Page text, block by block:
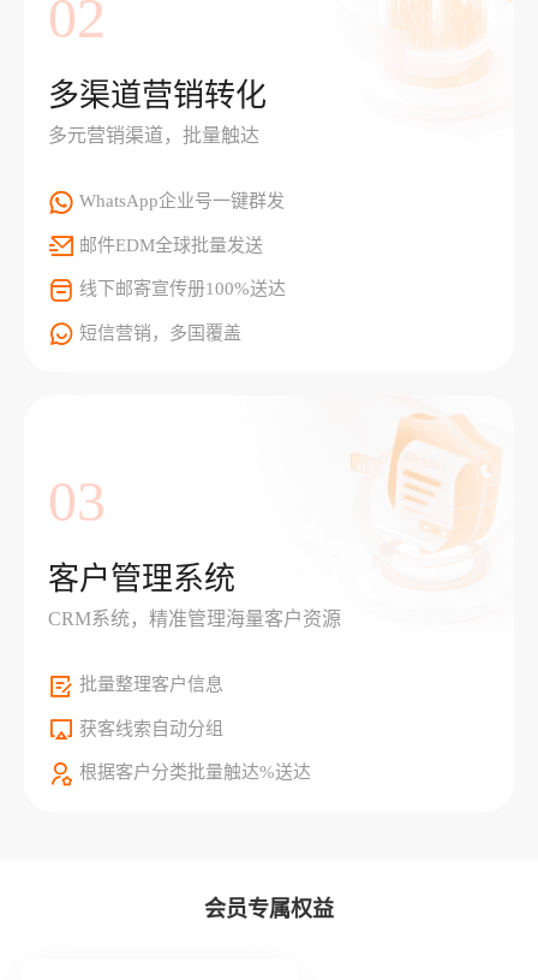
02
多渠道营销转化
多元营销渠道，批量触达
WhatsApp企业号一键群发
邮件EDM全球批量发送
线下邮寄宣传册100%送达
短信营销，多国覆盖
03
客户管理系统
CRM系统，精准管理海量客户资源
批量整理客户信息
获客线索自动分组
根据客户分类批量触达%送达
会员专属权益